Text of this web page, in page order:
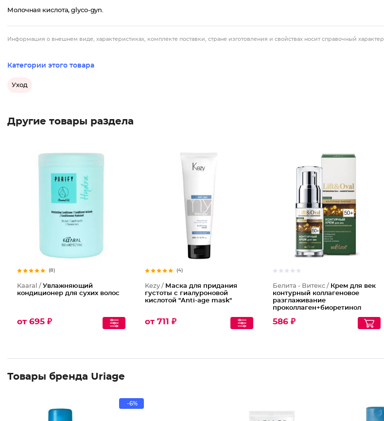
Молочная кислота, glyco-gyn.
Информация о внешнем виде, характеристиках, комплекте поставки, стране изготовления и свойствах носит справочный характер.
Категории этого товара
Уход
Другие товары раздела
(8)
Kaaral / Увлажняющий
кондиционер для сухих волос
от 695 ₽
(4)
Kezy / Маска для придания
густоты с гиалуроновой
кислотой "Anti-age mask"
от 711 ₽
Белита - Витекс / Крем для век
контурный коллагеновое
разглаживание
проколлаген+биоретинол
586 ₽
Товары бренда Uriage
-6%